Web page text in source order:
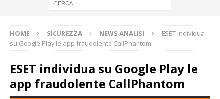
HOME SICUREZZA NEWS ANALISI
ESET individua
su Google Play le app fraudolente CallPhantom
ESET individua su Google Play le
app fraudolente CallPhantom